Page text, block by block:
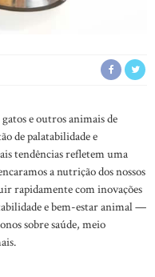
e outros animais de
de palatabilidade e
tendências refletem uma
a nutrição dos nossos
rapidamente com inovações
e bem-estar animal —
sobre saúde, meio